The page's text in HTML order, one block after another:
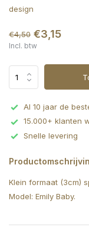
design
€4,50 €3,15
Incl. btw
Al 10 jaar de
15.000+ klanten
Snelle levering
Klein formaat (3cm)
Model: Emily Baby.